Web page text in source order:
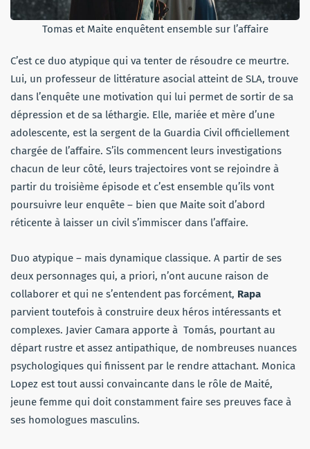
Tomas et Maite enquêtent ensemble sur l’affaire
C’est ce duo atypique qui va tenter de résoudre ce meurtre.
Lui, un professeur de littérature asocial atteint de SLA, trouve
dans l’enquête une motivation qui lui permet de sortir de sa
dépression et de sa léthargie. Elle, mariée et mère d’une
adolescente, est la sergent de la Guardia Civil officiellement
chargée de l’affaire. S’ils commencent leurs investigations
chacun de leur côté, leurs trajectoires vont se rejoindre à
partir du troisième épisode et c’est ensemble qu’ils vont
poursuivre leur enquête – bien que Maite soit d’abord
réticente à laisser un civil s’immiscer dans l’affaire.
Duo atypique – mais dynamique classique. A partir de ses
deux personnages qui, a priori, n’ont aucune raison de
collaborer et qui ne s’entendent pas forcément, Rapa
parvient toutefois à construire deux héros intéressants et
complexes. Javier Camara apporte à Tomás, pourtant au
départ rustre et assez antipathique, de nombreuses nuances
psychologiques qui finissent par le rendre attachant. Monica
Lopez est tout aussi convaincante dans le rôle de Maité,
jeune femme qui doit constamment faire ses preuves face à
ses homologues masculins.